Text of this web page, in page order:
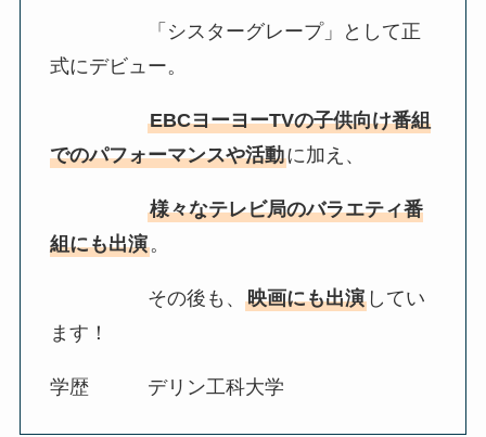
「シスターグレープ」として正
式にデビュー。
EBCヨーヨーTVの子供向け番組
でのパフォーマンスや活動に加え、
様々なテレビ局のバラエティ番
組にも出演。
その後も、 映画にも出演してい
ます！
学歴 デリン工科大学